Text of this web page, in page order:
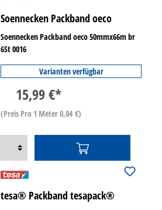
Soennecken Packband oeco
Soennecken Packband oeco 50mmx66m br
6St 0016
Varianten verfügbar
15,99 €*
(Preis Pro 1 Meter 0,04 €)
tesa® Packband tesapack®